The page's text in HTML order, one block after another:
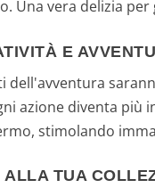
Una vera delizia
E
dell'avventura
azione diventa
stimolando
TUA